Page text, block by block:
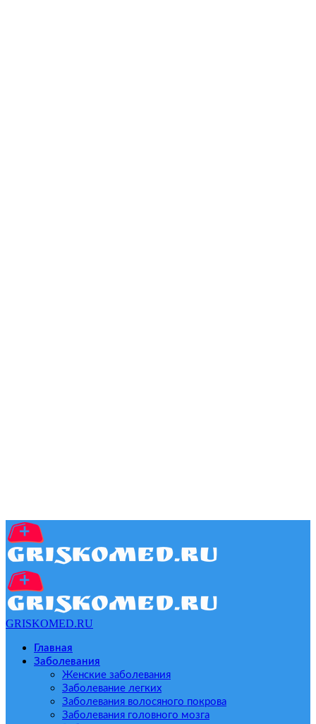
GRISKOMED.RU
Главная
Заболевания
Женские заболевания
Заболевание легких
Заболевания волосяного покрова
Заболевания головного мозга